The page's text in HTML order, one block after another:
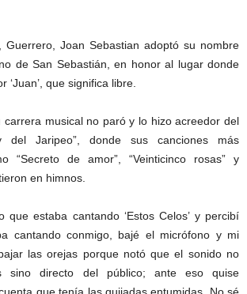
Guerrero, Joan Sebastian adoptó su nombre
de San Sebastián, en honor al lugar donde
‘Juan’, que significa libre.
carrera musical no paró y lo hizo acreedor del
Jaripeo”, donde sus canciones más
“Secreto de amor”, “Veinticinco rosas” y
en himnos.
que estaba cantando ‘Estos Celos’ y percibí
cantando conmigo, bajé el micrófono y mi
las orejas porque notó que el sonido no
sino directo del público; ante eso quise